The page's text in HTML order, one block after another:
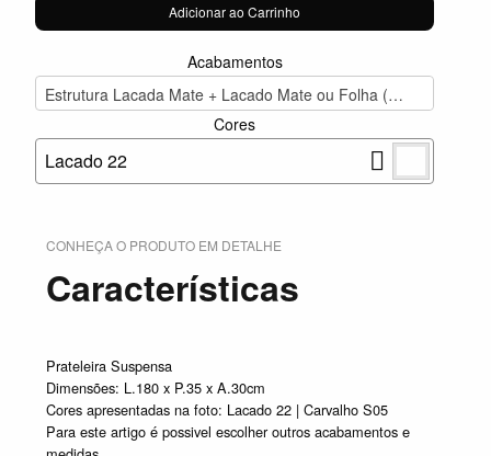
Adicionar ao Carrinho
Acabamentos
Estrutura Lacada Mate + Lacado Mate ou Folha (588,00€)
Cores
Lacado 22
CONHEÇA O PRODUTO EM DETALHE
Características
Prateleira Suspensa
Dimensões: L.180 x P.35 x A.30cm
Cores apresentadas na foto: Lacado 22 | Carvalho S05
Para este artigo é possivel escolher outros acabamentos e